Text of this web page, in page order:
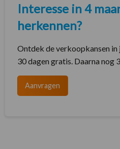
Interesse in 4
herkennen?
Ontdek de verkoopkansen in
30 dagen gratis. Daarna nog
Aanvragen